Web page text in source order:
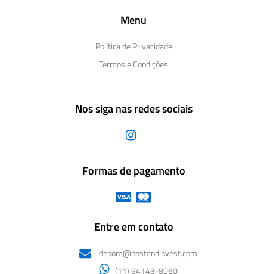
Menu
Política de Privacidade
Termos e Condições
Nos siga nas redes sociais
Formas de pagamento
Entre em contato
debora@hostandinvest.com
(11) 94143-8060